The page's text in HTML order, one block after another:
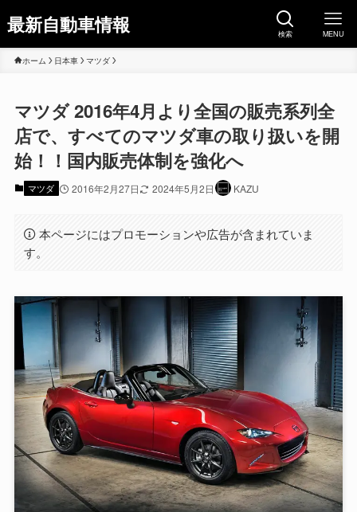
最新自動車情報 検索 MENU
ホーム 日本車 マツダ
マツダ 2016年4月より全国の販売系列全
店で、すべてのマツダ車の取り扱いを開
始！！国内販売体制を強化へ
マツダ 2016年2月27日 2024年5月2日 KAZU
本ページにはプロモーションや広告が含まれていま
す。